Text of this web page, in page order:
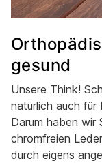
gesund
Unsere Think!
natürlich auch für
Darum haben wir
chromfreien
durch eigens